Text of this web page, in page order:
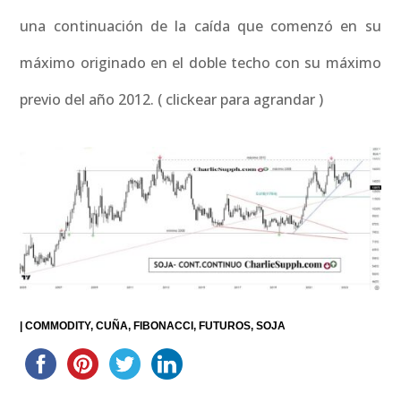
una continuación de la caída que comenzó en su
máximo originado en el doble techo con su máximo
previo del año 2012. ( clickear para agrandar )
|COMMODITY CUÑA FIBONACCI FUTUROS SOJA